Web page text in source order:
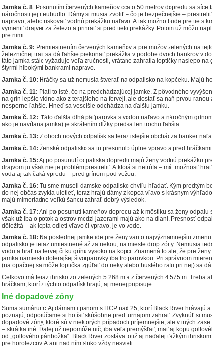
Jamka č. 8: Posunutím červených kameňov cca o 50 metrov dopredu sa síce
náročnosti jej neubudlo. Dámy si musia zvoliť – čo je bezpečnejšie –
napravo, alebo riskovať vodnú prekážku naľavo. A tak možno bude pre tie s
vymeniť drajver za železo a prihrať si pred tieto prekážky. Potom už môžu
pre nimi.
Jamka č. 9: Premiestnením červených kameňov a pre mužov zelených na
železničnej trati sa dá ľahšie prekonať prekážka v podobe dvoch bankrov v
táto jamka stále vyžaduje veľa zručnosti, vrátane zahratia loptičky naslepo na
štyrmi hlbokými bankrami napravo.
Jamka č. 10: Hráčky sa už nemusia štverať na odpalisko na kopčeku. Majú
Jamka č. 11: Platí to isté, čo na predchádzajúcej jamke. Z pôvodného
na grín lepšie vidno ako z terajšieho na ferveji, ale dostať sa naň prvou ranou
nesporne ľahšie. Hneď sa veselšie odchádza na ďalšiu jamku.
Jamka č. 12: Táto ďalšia dlhá päťparovka s vodou naľavo a náročným
ako je navŕtaná jamka) je skrátením dĺžky predsa len trochu ľahšia.
Jamka č. 13: Z oboch nových odpalísk sa teraz istejšie obchádza banker
Jamka č. 14: Ženské odpalisko sa tu presunulo úplne vpravo a pred
Jamka č. 15: Aj po posunutí odpaliska dopredu majú ženy vodnú prekážku
drajvom ju však nie je problém prestreliť. A ktorá si netrúfa – má možnosť
voda aj tak čaká vpredu – pred grínom pod vežou.
Jamka č. 16: Tu sme museli dámske odpalisko chvíľu hľadať. Kým predtým
do nej občas zvykla uletieť, teraz hrajú dámy z kopca vľavo s krásnym
majú mimoriadne veľkú šancu zahrať dobrý výsledok.
Jamka č. 17: Ani po posunutí kameňov dopredu až k môstiku sa ženy odpalu
však už iba o potok a ostrov medzi jazerami majú ako na dlani. Presnosť
dôležitá – ak lopta odletí vľavo či vpravo, je vo vode.
Jamka č. 18: Na poslednej jamke ide pre ženy vari o najvýznamnejšiu
odpalisko je teraz umiestnené až za riekou, na mieste drop zóny. Nemusia
vodu a hrať na fervej či ku grínu vysoko na kopci. Znamená to ale, že pre
jamka namiesto doterajšej štvorparovky iba trojparovkou. Pri správnom
(na opačnej sa môže loptička zgúľať do rieky alebo hustého rafu pri nej) sa
Celkovo má teraz ihrisko zo zelených 5 268 m a z červených 4 575 m. Treba
hráčkam, ktorí z týchto odpalísk hrajú, aj menej pripisuje.
Iné dopadové zóny
Suma sumárum: Aj dámam i pánom s HCP nad 25, ktorí Black River hrávajú
poznajú, odporúčame si ho ísť skúšobne pred turnajom zahrať. Zvyknúť si
dopadové zóny, ktoré sú v niektorých prípadoch príjemnejšie, ale v iných
– skrátka iné. Ďalej už nepomôže nič, iba veľa premýšľať, mať aj kopu
od „golfového pánbožka“. Black River zostáva totiž aj naďalej ťažkým
pre horolezcov. A ani nad ním slnko vždy nesvieti.